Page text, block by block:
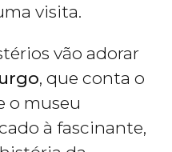
visita.
vão adorar
, que conta o
o museu
à fascinante,